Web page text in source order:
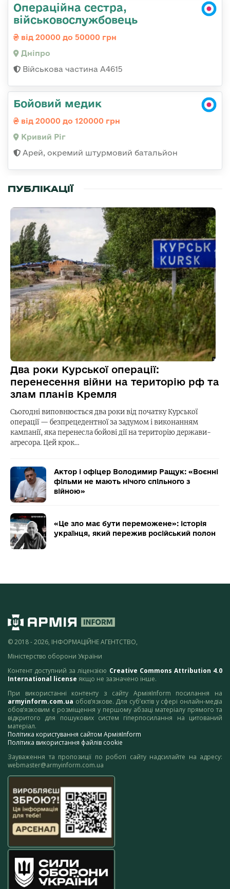
Операційна сестра,
військовослужбовець
від 20000 до 50000 грн
Дніпро
Військова частина А4615
Бойовий медик
від 20000 до 120000 грн
Кривий Ріг
Арей, окремий штурмовий батальйон
ПУБЛІКАЦІЇ
Два роки Курської операції:
перенесення війни на територію рф та
злам планів Кремля
Сьогодні виповнюється два роки від початку Курської
операції — безпрецедентної за задумом і виконанням
кампанії, яка перенесла бойові дії на територію держави-
агресора. Цей крок…
Актор і офіцер Володимир Ращук: «Воєнні
фільми не мають нічого спільного з
війною»
«Це зло має бути переможене»: історія
українця, який пережив російський полон
© 2018 - 2026, ІНФОРМАЦІЙНЕ АГЕНТСТВО,
Міністерство оборони України
Контент доступний за ліцензією Creative Commons Attribution 4.0
International license якщо не зазначено інше.
При використанні контенту з сайту АрміяInform посилання на
armyinform.com.ua обов’язкове. Для суб’єктів у сфері онлайн-медіа
обов’язковим є розміщення у першому абзаці матеріалу прямого та
відкритого для пошукових систем гіперпосилання на цитований
матеріал.
Політика користування сайтом АрміяInform
Політика використання файлів cookie
Зауваження та пропозиції по роботі сайту надсилайте на адресу:
webmaster@armyinform.com.ua